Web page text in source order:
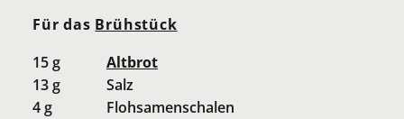
Für das Brühstück
15g
Altbrot
13g
Salz
4g
Flohsamenschalen